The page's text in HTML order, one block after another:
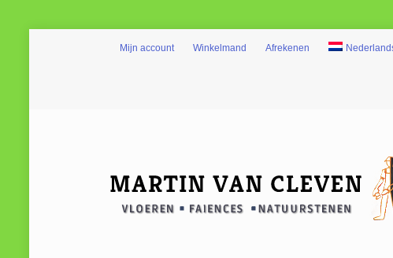
Mijn account Winkelmand Afrekenen